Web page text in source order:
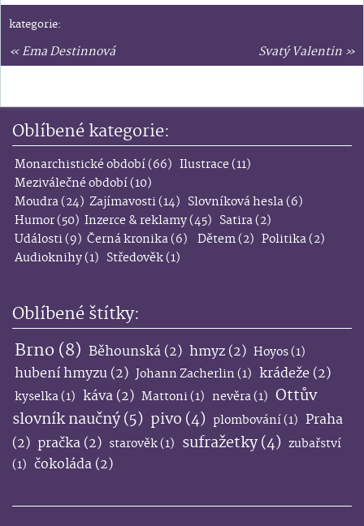
kategorie:
«Ema Destinnová Svatý Valentin »
Oblíbené kategorie:
Monarchistické období(66) Ilustrace(11)
Meziválečné období(10)
Moudra(24) Zajímavosti(14) Slovníková hesla(6)
Humor(50) Inzerce & reklamy(45) Satira(2)
Události(9) Černá kronika(6) Dětem(2) Politika(2)
Audioknihy(1) Středověk(1)
Oblíbené štítky:
Brno (8) Běhounská (2) hmyz (2) Hoyos(1)
hubení hmyzu (2) Johann Zacherlin(1) krádeže (2)
kyselka(1) káva (2) Mattoni(1) nevěra(1) Ottův
slovník naučný(5) pivo (4) plombování(1) Praha
(2) pračka (2) starověk(1) sufražetky(4) zubařství
(1) čokoláda (2)